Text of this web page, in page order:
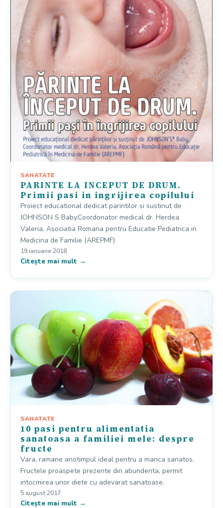
SANATATE
PARINTE LA INCEPUT DE DRUM.
Primii pasi in ingrijirea copilului
Proiect educational dedicat parintilor si sustinut de
JOHNSON S Baby.Coordonator medical dr. Herdea
Valeria, Asociatia Romana pentru Educatie Pediatrica in
Medicina de Familie (AREPMF)
19 ianuarie 2018
Citește mai mult →
SANATATE
10 pasi pentru alimentatia
sanatoasa a familiei mele: despre
fructe
Vara, ramane anotimpul ideal pentru a manca sanatos.
Fructele proaspete prezente din abundenta, permit
intocmirea unor diete cu adevarat sanatoase.
5 august 2017
Citește mai mult →